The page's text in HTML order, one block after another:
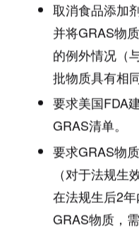
取消食品添加
并将GRAS物
的例外情况（
批物质具有相
要求美国FDA
GRAS清单。
要求GRAS物
（对于法规生
在法规生后2
GRAS物质，